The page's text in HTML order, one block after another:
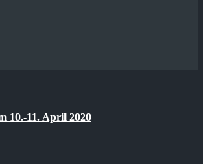
10.-11. April 2020